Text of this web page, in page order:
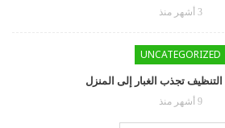
3 أشهر منذ
UNCATEGORIZED
9 أشهر منذ